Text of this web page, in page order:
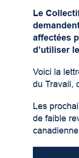
Le
affectées
d’utiliser
Voici la
du Travail,
Les
de faible